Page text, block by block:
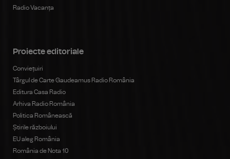
Radio Vacanța
Proiecte editoriale
Conviețuiri
Târgul de Carte Gaudeamus Radio România
Editura Casa Radio
Arhiva Radio România
Politica Românească
Știrile războiului
EU aleg România
România de Nota 10